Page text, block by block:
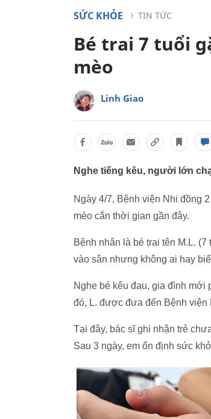
SỨC KHỎE TIN TỨC
Bé trai 7 tuổi
mèo
Linh Giao
Nghe tiếng kêu, người lớn
Ngày 4/7, Bệnh viện Nhi đồng
mèo cắn thời gian gần đây.
Bệnh nhân là bé trai tên M.L.
vào sân nhưng không ai hay
Nghe bé kêu đau, gia đình mới
đó, L. được đưa đến Bệnh viện
Tại đây, bác sĩ ghi nhận trẻ
Sau 3 ngày, em ổn định sức